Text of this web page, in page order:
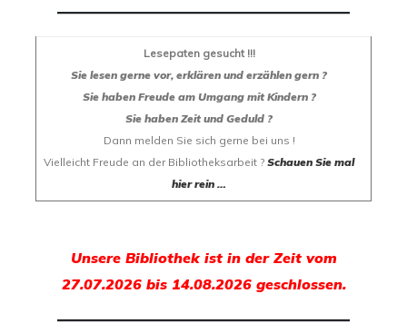
Lesepaten gesucht !!!
Sie lesen gerne vor, erklären und erzählen gern ?
Sie haben Freude am Umgang mit Kindern ?
Sie haben Zeit und Geduld ?
Dann melden Sie sich gerne bei uns !
Vielleicht Freude an der Bibliotheksarbeit ? Schauen Sie mal
hier rein …
Unsere Bibliothek ist in der Zeit vom
27.07.2026 bis 14.08.2026 geschlossen.